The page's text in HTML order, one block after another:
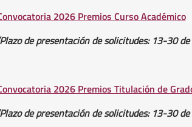
2026 Premios Curso Académico
de presentación de solicitudes: 13-30
2026 Premios Titulación de
de presentación de solicitudes: 13-30